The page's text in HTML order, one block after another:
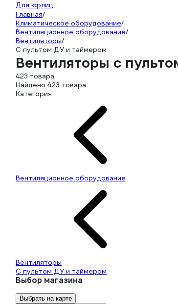
Для юрлиц
Главная/
Климатическое оборудование/
Вентиляционное оборудование/
Вентиляторы/
С пультом ДУ и таймером
Вентиляторы с
423 товара
Найдено 423 товара
Категория
Вентиляционное оборудование
Вентиляторы
С пультом ДУ и таймером
Выбор магазина
Выбрать на карте